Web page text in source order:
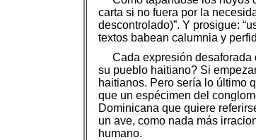
carta si no fuera por la
descontrolado)”. Y prosigue:
textos babean calumnia y
Cada expresión
su pueblo haitiano? Si
haitianos. Pero sería lo último
que un espécimen del
Dominicana que quiere
un ave, como nada más
humano.